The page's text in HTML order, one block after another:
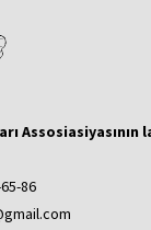
Assosiasiyasının
86